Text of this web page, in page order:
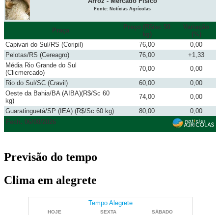
Fonte: Notícias Agrícolas
Praça
Preço (R$/sc 50
kg)
Variação
(%)
Capivari do Sul/RS (Coripil)
76,00
0,00
Pelotas/RS (Cereagro)
76,00
+1,33
Média Rio Grande do Sul
(Clicmercado)
70,00
0,00
Rio do Sul/SC (Cravil)
60,00
0,00
Oeste da Bahia/BA (AIBA)(R$/Sc 60
kg)
74,00
0,00
Guaratinguetá/SP (IEA) (R$/Sc 60 kg)
80,00
0,00
Fech. 06/08/2026
Previsão do tempo
Clima em alegrete